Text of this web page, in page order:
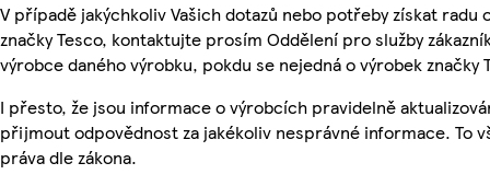
V případě jakýchkoliv Vašich dotazů nebo potřeby získat radu
značky Tesco, kontaktujte prosím Oddělení pro služby
výrobce daného výrobku, pokdu se nejedná o výrobek značky
I přesto, že jsou informace o výrobcích pravidelně
přijmout odpovědnost za jakékoliv nesprávné informace. To
práva dle zákona.